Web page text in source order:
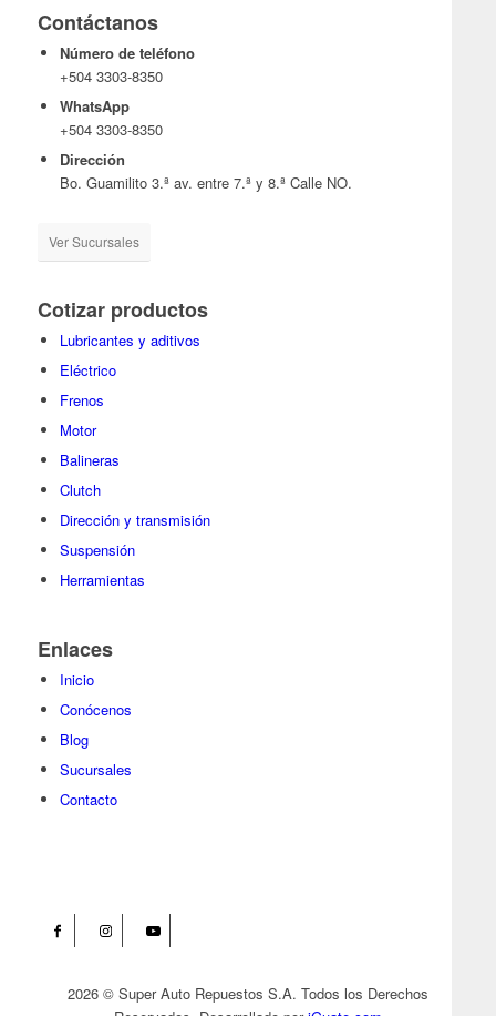
Contáctanos
Número de teléfono
+504 3303-8350
WhatsApp
+504 3303-8350
Dirección
Bo. Guamilito 3.ª av. entre 7.ª y 8.ª Calle NO.
Ver Sucursales
Cotizar productos
Lubricantes y aditivos
Eléctrico
Frenos
Motor
Balineras
Clutch
Dirección y transmisión
Suspensión
Herramientas
Enlaces
Inicio
Conócenos
Blog
Sucursales
Contacto
2026 © Super Auto Repuestos S.A. Todos los Derechos